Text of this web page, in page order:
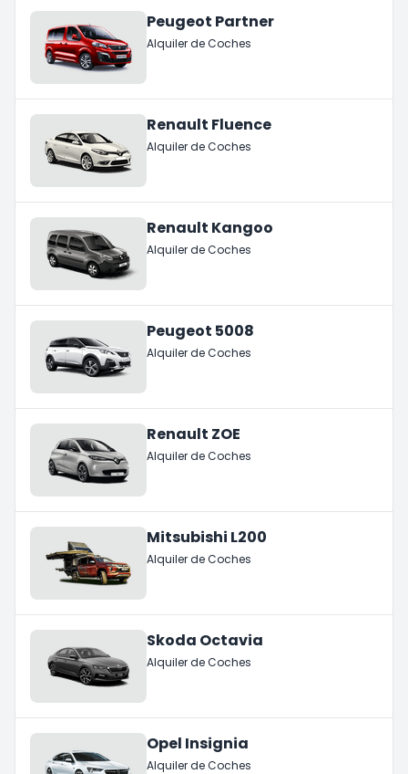
Peugeot Partner
Alquiler de Coches
Renault Fluence
Alquiler de Coches
Renault Kangoo
Alquiler de Coches
Peugeot 5008
Alquiler de Coches
Renault ZOE
Alquiler de Coches
Mitsubishi L200
Alquiler de Coches
Skoda Octavia
Alquiler de Coches
Opel Insignia
Alquiler de Coches